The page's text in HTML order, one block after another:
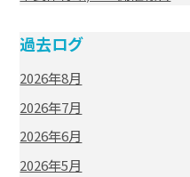
過去ログ
2026年8月
2026年7月
2026年6月
2026年5月